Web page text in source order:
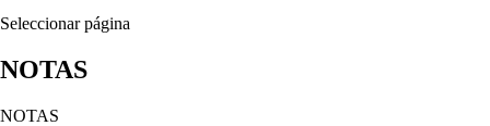
Seleccionar página
NOTAS
NOTAS